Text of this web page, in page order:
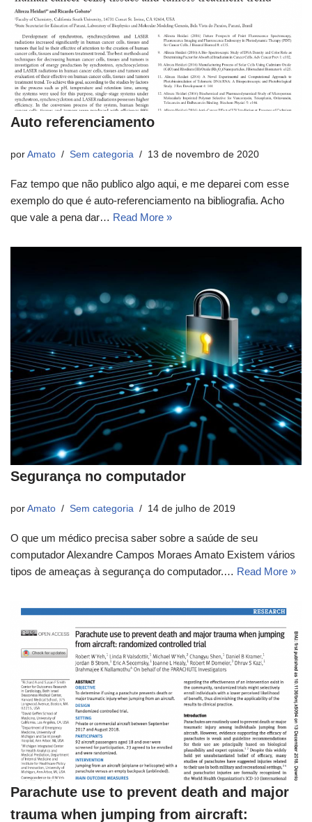
Auto referenciamento
por Amato Sem categoria 13 de novembro de 2020
Faz tempo que não publico algo aqui, e me deparei com esse
exemplo do que é auto-referenciamento na bibliografia. Acho
que vale a pena dar… Read More »
Segurança no computador
por Amato Sem categoria 14 de julho de 2019
O que um médico precisa saber sobre a saúde de seu
computador Alexandre Campos Moraes Amato Existem vários
tipos de ameaças à segurança do computador.… Read More »
Parachute use to prevent death and major
trauma when jumping from aircraft: